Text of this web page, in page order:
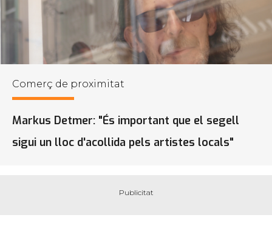
Comerç de proximitat
Markus Detmer: "És important que el segell
sigui un lloc d'acollida pels artistes locals"